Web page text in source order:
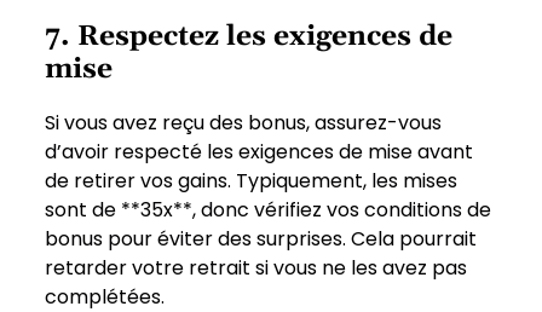
7. Respectez les exigences de
mise
Si vous avez reçu des bonus, assurez-vous
d’avoir respecté les exigences de mise avant
de retirer vos gains. Typiquement, les mises
sont de **35x**, donc vérifiez vos conditions de
bonus pour éviter des surprises. Cela pourrait
retarder votre retrait si vous ne les avez pas
complétées.